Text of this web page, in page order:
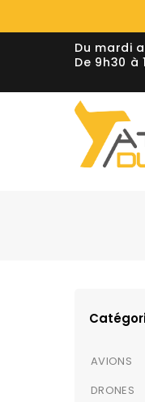
Du mardi
De 9h30 à
AVIONS
DRONES